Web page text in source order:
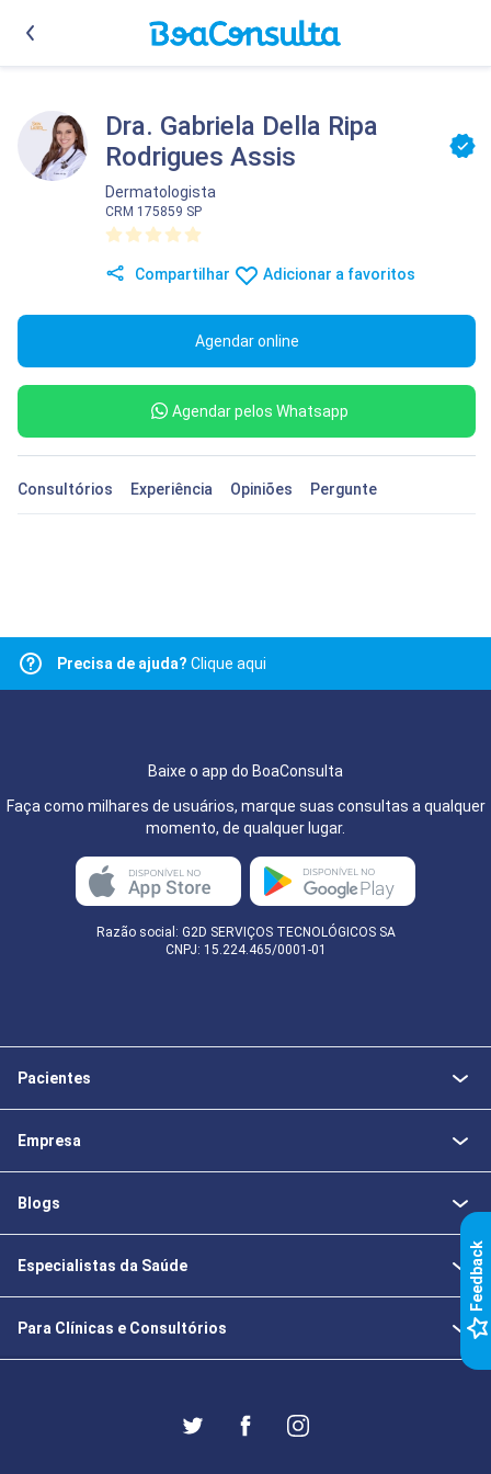
Dra. Gabriela Della Ripa
Rodrigues Assis
Dermatologista
CRM 175859 SP
Compartilhar Adicionar a favoritos
Agendar online
Agendar pelos Whatsapp
Consultórios Experiência Opiniões Pergunte
k
Precisa de ajuda? Clique aqui
Baixe o app do BoaConsulta
Faça como milhares de usuários, marque suas consultas a qualquer
momento, de qualquer lugar.
Razão social: G2D SERVIÇOS TECNOLÓGICOS SA
CNPJ: 15.224.465/0001-01
Pacientes
Empresa
Blogs
Especialistas da Saúde
Para Clínicas e Consultórios